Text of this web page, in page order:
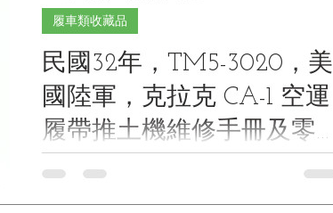
民國32年，TM5-3020，美
國陸軍，克拉克 CA-1 空運
履帶推土機維修手冊及零
件目錄含TM5-1270 BABX
型油壓59吋推土鏟
1943, TM5-3020, War Department, Maintenance
履車類收藏品